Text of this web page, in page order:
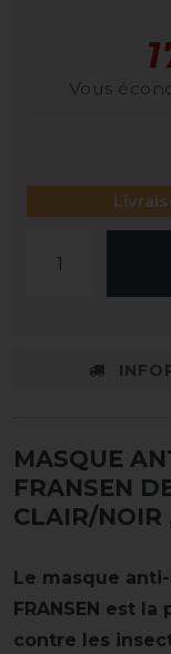
Vous
MASQUE
FRANSEN
CLAIR/NOIR
Le masque anti-
FRANSEN est
contre les